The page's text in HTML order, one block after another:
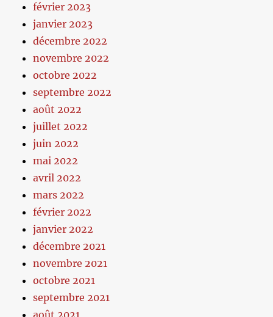
février 2023
janvier 2023
décembre 2022
novembre 2022
octobre 2022
septembre 2022
août 2022
juillet 2022
juin 2022
mai 2022
avril 2022
mars 2022
février 2022
janvier 2022
décembre 2021
novembre 2021
octobre 2021
septembre 2021